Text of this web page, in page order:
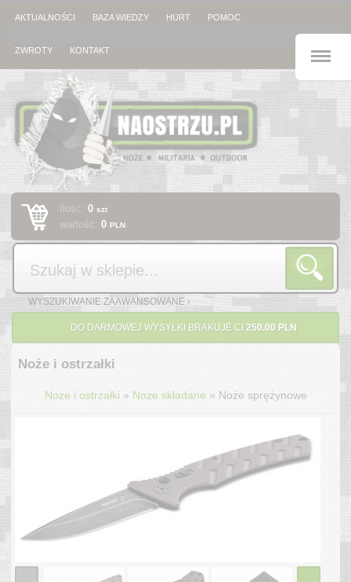
AKTUALNOŚCI BAZA WIEDZY HURT POMOC
ZWROTY KONTAKT
Ilość:0szt
wartość:0PLN
Szukaj
WYSZUKIWANIE ZAAWANSOWANE ›
DO DARMOWEJ WYSYŁKI BRAKUJE CI 250.00 PLN
Noże i ostrzałki
Noże i ostrzałki » Noże składane » Noże sprężynowe